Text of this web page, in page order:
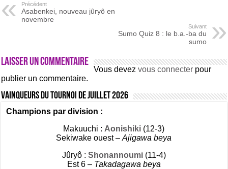
Précédent
Asabenkei, nouveau jûryô en
novembre
Suivant
Sumo Quiz 8 : le b.a.-ba du
sumo
Laisser un commentaire
Vous devezvous connecter pour
publier un commentaire.
Vainqueurs du tournoi de Juillet 2026
Champions par division :
Makuuchi : Aonishiki (12-3)
Sekiwake ouest –Ajigawa beya
Jûryô : Shonannoumi (11-4)
Est 6 – Takadagawa beya